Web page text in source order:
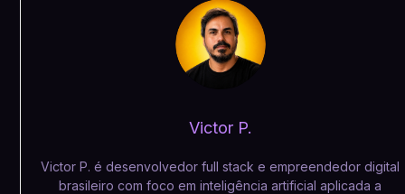
Victor P.
Victor P. é desenvolvedor full stack e empreendedor digital
brasileiro com foco em inteligência artificial aplicada a